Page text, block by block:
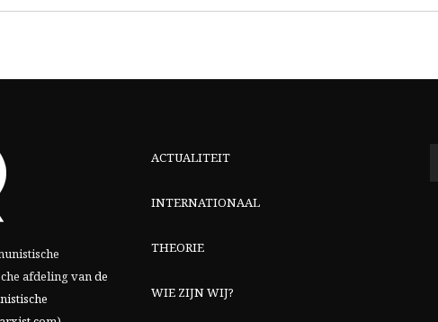
afdeling vande
ACTUALITEIT
INTERNATIONAAL
THEORIE
WIE ZIJN WIJ?